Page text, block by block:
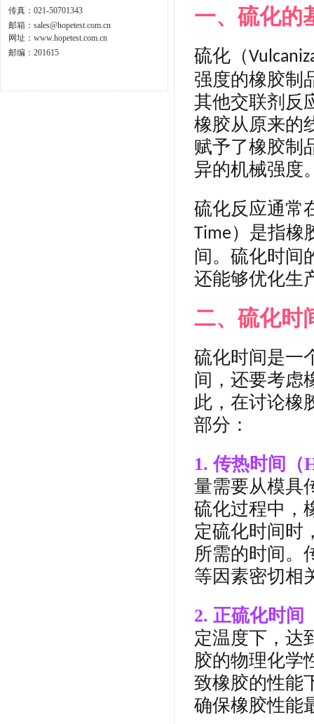
传真：021-50701343
邮箱： sales@hopetest.com.cn
网址 ： www.hopetest.com.cn
邮编：201615
一、硫化的
硫化（
强度的橡胶制
其他交联剂反
橡胶从原来的
赋予了橡胶制
异的机械强度
硫化反应通常
Time ）是指橡
间。硫化时间
还能够优化生
二、硫化时
硫化时间是一
间，还要考虑
此，在讨论橡
部分：
1. 传热时间（
量需要从模具
硫化过程中，
定硫化时间时
所需的时间。
等因素密切相
2. 正硫化时间
定温度下，达
胶的物理化学
致橡胶的性能
确保橡胶性能